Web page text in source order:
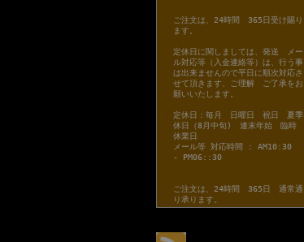
ご注文は、24時間 365日受け賜り
ます。
定休日に関しましては、発送 メー
ル対応等（入金連絡等）は、行う事
は出来ませんので平日に順次対応さ
せて頂きます、ご理解 ご了承をお
願いいたします。
定休日：毎月 日曜日 祝日 夏季
休日（8月中旬) 連末年始 臨時
休業日
メール等 対応時間 : AM10:30
- PM06::30
ご注文は、24時間 365日 通常通
り承ります。